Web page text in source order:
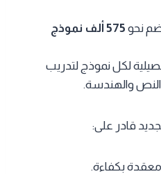
نحو
575 ألف نموذج
لكل نموذج لتدريب
النص والهندسة.
قادر على:
بكفاءة.